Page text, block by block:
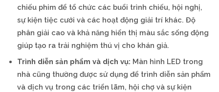
chiếu phim để tổ chức các buổi trình chiếu, hội nghị,
sự kiện tiệc cưới và các hoạt động giải trí khác. Độ
phân giải cao và khả năng hiển thị màu sắc sống động
giúp tạo ra trải nghiệm thú vị cho khán giả.
Trình diễn sản phẩm và dịch vụ: Màn hình LED trong
nhà cũng thường được sử dụng để trình diễn sản phẩm
và dịch vụ trong các triển lãm, hội chợ và sự kiện